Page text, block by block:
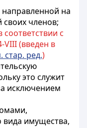
на
своих членов;
с
VIII (введен в
стар. ред.)
это служит
исключением
имущества,